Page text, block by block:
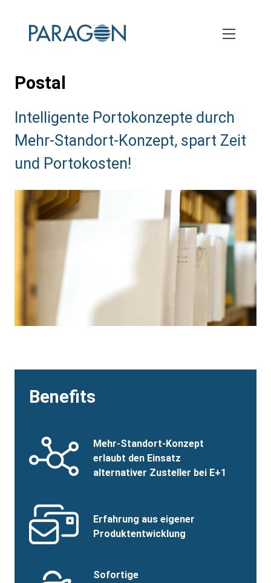
Postal
Subtitle:
Intelligente Portokonzepte durch
Mehr-Standort-Konzept, spart Zeit
und Portokosten!
Benefits
Benefits
Image
SVG
Benefits
Title
Mehr-Standort-Konzept
erlaubt den Einsatz
alternativer Zusteller bei E+1
Benefits
Image
SVG
Benefits
Title
Erfahrung aus eigener
Produktentwicklung
Benefits
SVG
Benefits
Sofortige